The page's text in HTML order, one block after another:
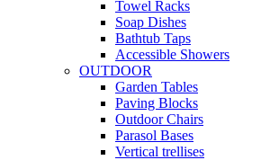
Towel Racks
Soap Dishes
Bathtub Taps
Accessible Showers
OUTDOOR
Garden Tables
Paving Blocks
Outdoor Chairs
Parasol Bases
Vertical trellises